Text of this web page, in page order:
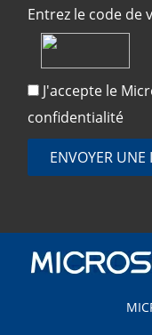
Entrez le code de
J'accepte le
confidentialité
ENVOYER